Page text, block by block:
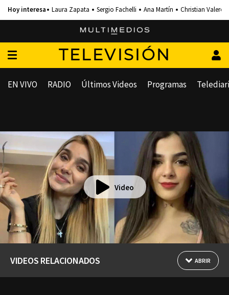
Laura Zapata Sergio Fachelli Ana Martín Christian Valero
TELEVISIÓN
EN VIVO RADIO Últimos Videos Programas
Video
VIDEOS RELACIONADOS ABRIR